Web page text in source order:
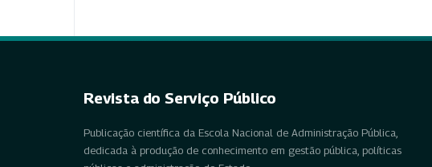
Revista do Serviço Público
Publicação científica da Escola Nacional de Administração Pública,
dedicada à produção de conhecimento em gestão pública, políticas